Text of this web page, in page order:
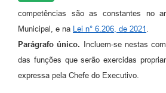
competências são as constantes no
Municipal, e na Lei n° 6.206, de 2021 .
Parágrafo único.
Incluem-se nestas
das funções que serão exercidas
expressa pela Chefe do Executivo.